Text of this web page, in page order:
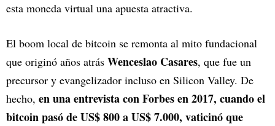
esta moneda virtual una apuesta atractiva.
El boom local de bitcoin se remonta al mito fundacional
que originó años atrás Wenceslao Casares, que fue un
precursor y evangelizador incluso en Silicon Valley. De
hecho, en una entrevista con Forbes en 2017, cuando el
bitcoin pasó de US$ 800 a US$ 7.000, vaticinó que